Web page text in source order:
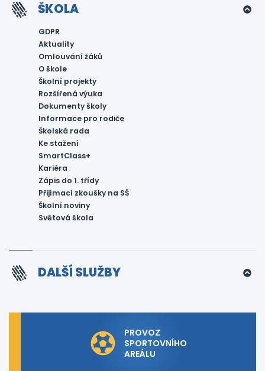
ŠKOLA
GDPR
Aktuality
Omlouvání žáků
O škole
Školní projekty
Rozšířená výuka
Dokumenty školy
Informace pro rodiče
Školská rada
Ke stažení
SmartClass+
Kariéra
Zápis do 1. třídy
Přijímací zkoušky na SŠ
Školní noviny
Světová škola
DALŠÍ SLUŽBY
PROVOZ
SPORTOVNÍHO
AREÁLU